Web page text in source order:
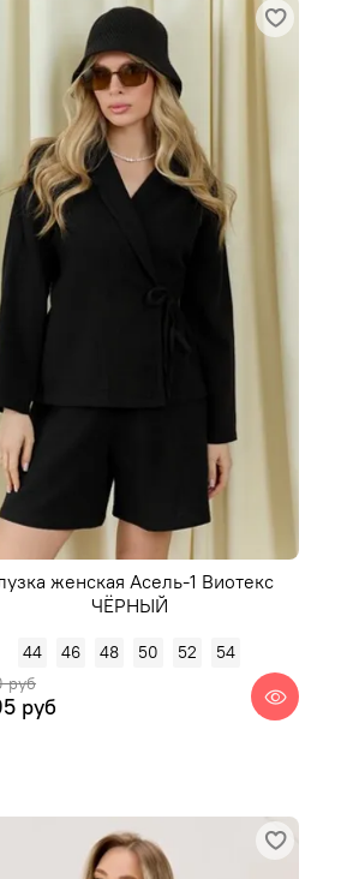
женская Асель-1 Виотекс
ЧЁРНЫЙ
44 46 48 50 52
54
руб
руб